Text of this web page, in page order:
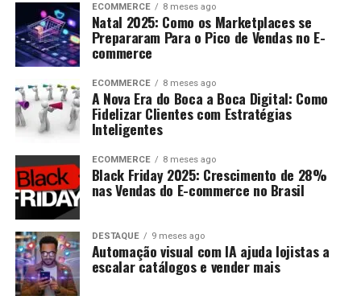
ECOMMERCE 8 meses ago
Natal 2025: Como os Marketplaces se
Prepararam Para o Pico de Vendas no E-
commerce
ECOMMERCE 8 meses ago
A Nova Era do Boca a Boca Digital: Como
Fidelizar Clientes com Estratégias
Inteligentes
ECOMMERCE 8 meses ago
Black Friday 2025: Crescimento de 28%
nas Vendas do E-commerce no Brasil
DESTAQUE 9 meses ago
Automação visual com IA ajuda lojistas a
escalar catálogos e vender mais